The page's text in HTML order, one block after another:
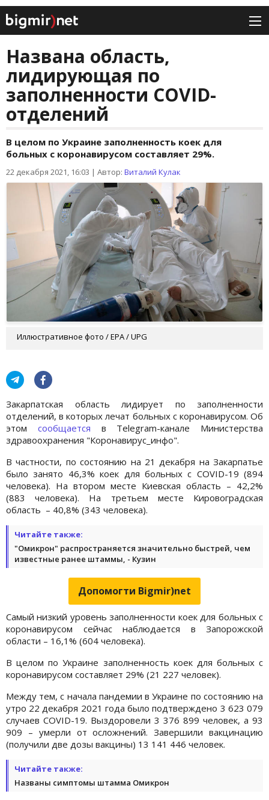
Названа область,
лидирующая по
заполненности СOVID-
отделений
В целом по Украине заполненность коек для
больных с коронавирусом составляет 29%.
22 декабря 2021, 16:03 | Автор: Виталий Кулак
Иллюстративное фото / EPA / UPG
Закарпатская область лидирует по заполненности
отделений, в которых лечат больных с коронавирусом. Об
этом сообщается в Telegram-канале Министерства
здравоохранения "Коронавирус_инфо".
В частности, по состоянию на 21 декабря на Закарпатье
было занято 46,3% коек для больных с СOVID-19 (894
человека). На втором месте Киевская область – 42,2%
(883 человека). На третьем месте Кировоградская
область – 40,8% (343 человека).
Читайте также:
"Омикрон" распространяется значительно быстрей, чем
известные ранее штаммы, - Кузин
Допомогти Bigmir)net
Самый низкий уровень заполненности коек для больных с
коронавирусом сейчас наблюдается в Запорожской
области – 16,1% (604 человека).
В целом по Украине заполненность коек для больных с
коронавирусом составляет 29% (21 227 человек).
Между тем, с начала пандемии в Украине по состоянию на
утро 22 декабря 2021 года было подтверждено 3 623 079
случаев СOVID-19. Выздоровели 3 376 899 человек, а 93
909 – умерли от осложнений. Завершили вакцинацию
(получили две дозы вакцины) 13 141 446 человек.
Читайте также:
Названы симптомы штамма Омикрон